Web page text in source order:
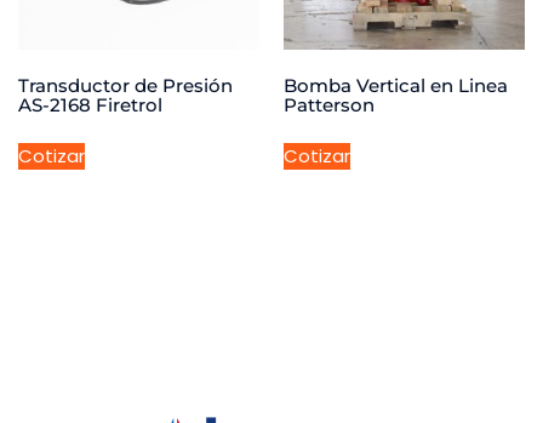
Transductor de Presión
AS-2168 Firetrol
Cotizar
Bomba Vertical en Linea
Patterson
Cotizar